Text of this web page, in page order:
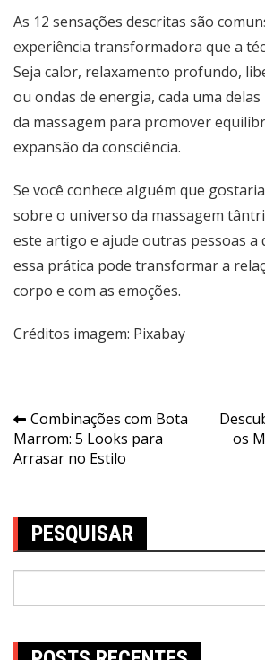
As 12 sensações descritas são
experiência transformadora que a
Seja calor, relaxamento profundo,
ou ondas de energia, cada uma
da massagem para promover
expansão da consciência.
Se você conhece alguém que
sobre o universo da massagem
este artigo e ajude outras pessoas a
essa prática pode transformar a
corpo e com as emoções.
Créditos imagem: Pixabay
Navegação
de
Combinações com Bota
Marrom: 5 Looks para
Arrasar no Estilo
os
PESQUISAR